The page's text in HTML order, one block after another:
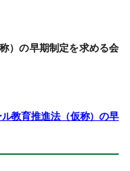
）の早期制定を求める会
教育推進法（仮称）の早